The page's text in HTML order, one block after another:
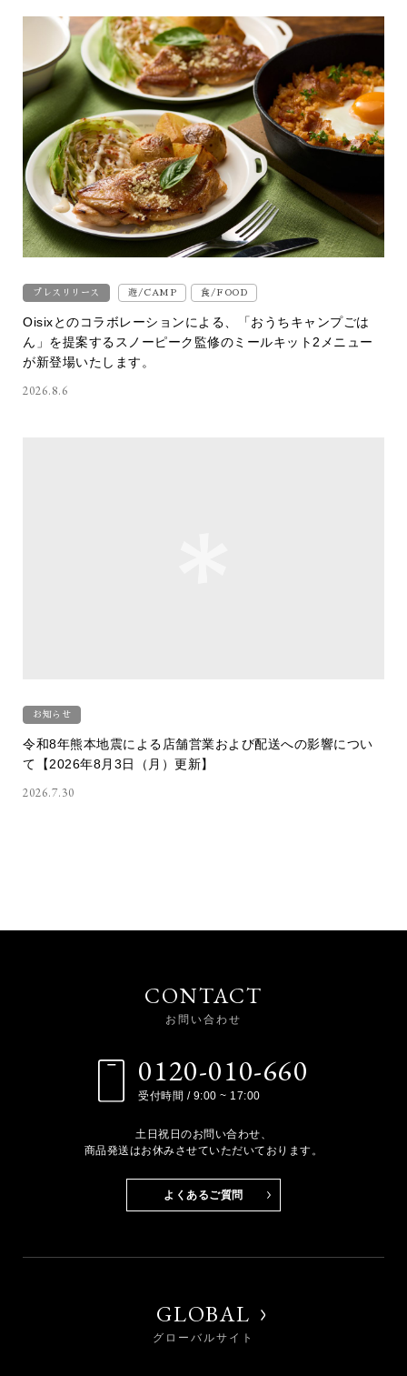
プレスリリース 遊/CAMP 食/FOOD
Oisixとのコラボレーションによる、「おうちキャンプごは
ん」を提案するスノーピーク監修のミールキット2メニュー
が新登場いたします。
2026.8.6
お知らせ
令和8年熊本地震による店舗営業および配送への影響につい
て【2026年8月3日（月）更新】
2026.7.30
CONTACT
お問い合わせ
0120-010-660
受付時間 / 9:00 ~ 17:00
土日祝日のお問い合わせ、
商品発送はお休みさせていただいております。
よくあるご質問
GLOBAL
グローバルサイト